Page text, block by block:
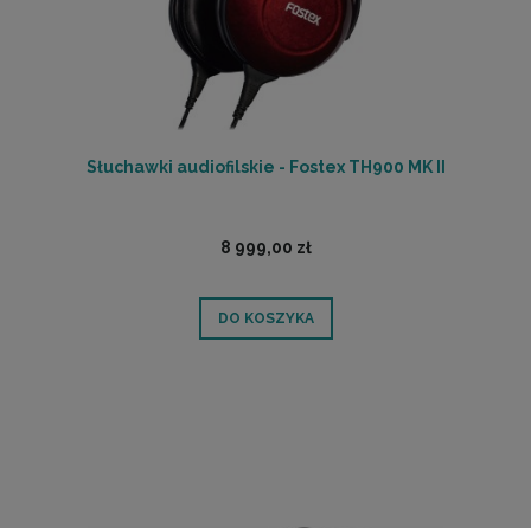
Słuchawki audiofilskie - Fostex TH900 MK II
8 999,00 zł
DO KOSZYKA